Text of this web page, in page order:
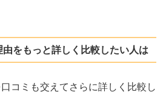
をもっと詳しく比較したい人は
コミも交えてさらに詳しく比較し